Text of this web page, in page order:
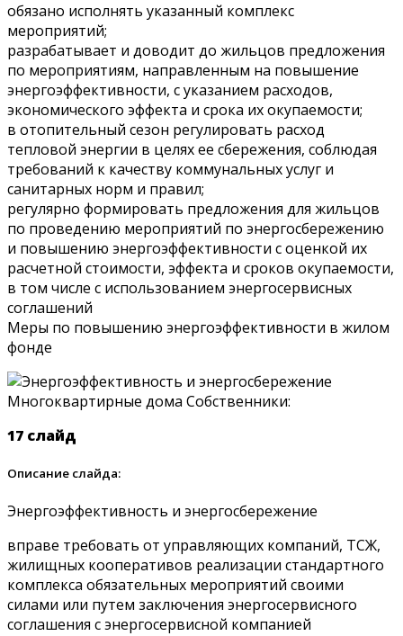
обязано исполнять указанный комплекс
мероприятий;
разрабатывает и доводит до жильцов предложения
по мероприятиям, направленным на повышение
энергоэффективности, с указанием расходов,
экономического эффекта и срока их окупаемости;
в отопительный сезон регулировать расход
тепловой энергии в целях ее сбережения, соблюдая
требований к качеству коммунальных услуг и
санитарных норм и правил;
регулярно формировать предложения для жильцов
по проведению мероприятий по энергосбережению
и повышению энергоэффективности с оценкой их
расчетной стоимости, эффекта и сроков окупаемости,
в том числе с использованием энергосервисных
соглашений
Меры по повышению энергоэффективности в жилом
фонде
17 слайд
Описание слайда:
Энергоэффективность и энергосбережение
вправе требовать от управляющих компаний, ТСЖ,
жилищных кооперативов реализации стандартного
комплекса обязательных мероприятий своими
силами или путем заключения энергосервисного
соглашения с энергосервисной компанией